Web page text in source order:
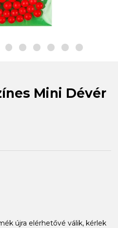
Mini Dévér
újra elérhetővé válik, kérlek